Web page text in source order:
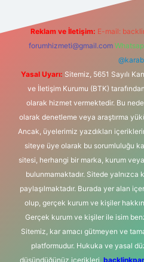
Reklam ve İletişim: E-mail:
forumhizmeti@gmail.com
Yasal Uyarı: Sitemiz, 5651 Sayılı
ve İletişim Kurumu (BTK)
olarak hizmet vermektedir. Bu
olarak denetleme veya araştırma
Ancak, üyelerimiz yazdıkları
siteye üye olarak bu sorumluluğu
sitesi, herhangi bir marka, kurum
bulunmamaktadır. Sitede yalnızca
paylaşılmaktadır. Burada yer alan
olup, gerçek kurum ve kişiler
Gerçek kurum ve kişiler ile isim
Sitemiz, kar amacı gütmeyen ve
platformudur. Hukuka ve yasal
düşündüğünüz içerikleri,